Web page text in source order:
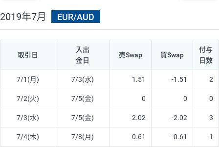
2019年7月 EUR/AUD
取引日
入出
金日
売Swap 買Swap
付与
日数
7/1(月) 7/3(水) 1.51 -1.51 2
7/2(火) 7/5(金) 0 0 0
7/3(水) 7/5(金) 2.02 -2.02 3
7/4(木) 7/8(月) 0.61 -0.61 1